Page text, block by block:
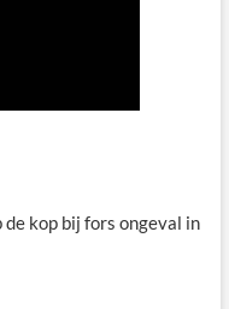
kop bij fors ongeval in